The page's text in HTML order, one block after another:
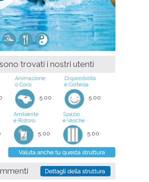
trovati i nostri utenti
Animazione
o Corsi
5.00
Disponibilità
e Cortesia
5.00
Ambiente
e Ristoro
5.00
Spazio
e Vasche
5.00